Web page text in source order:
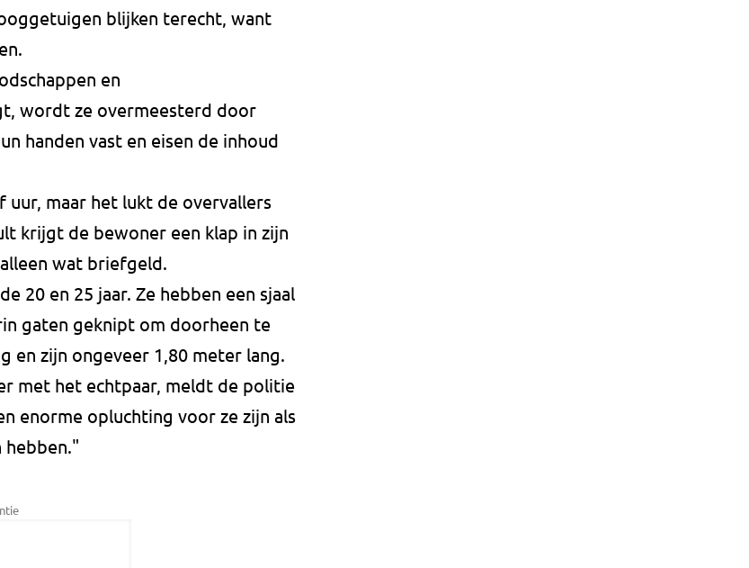
blijken terecht, want
en
wordt ze overmeesterd door
handen vast en eisen de inhoud
uur, maar het lukt de overvallers
krijgt de bewoner een klap in zijn
wat briefgeld.
20 en 25 jaar. Ze hebben een sjaal
gaten geknipt om doorheen te
en zijn ongeveer 1,80 meter lang.
met het echtpaar, meldt de politie
enorme opluchting voor ze zijn als